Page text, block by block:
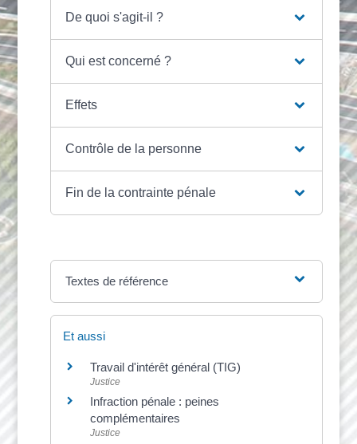
De quoi s'agit-il ?
Qui est concerné ?
Effets
Contrôle de la personne
Fin de la contrainte pénale
Textes de référence
Et aussi
Travail d'intérêt général (TIG)
Justice
Infraction pénale : peines
complémentaires
Justice